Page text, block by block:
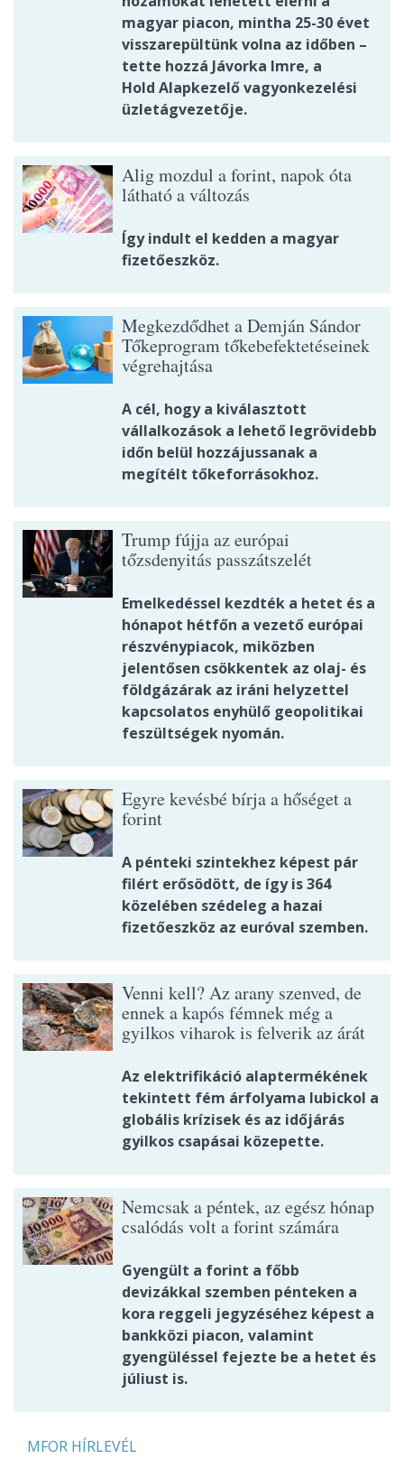
magyar piacon, mintha 25-30 évet
visszarepültünk volna az időben –
tette hozzá Jávorka Imre, a
Hold Alapkezelő vagyonkezelési
üzletágvezetője.
Alig mozdul a forint, napok óta
látható a változás
Így indult el kedden a magyar
fizetőeszköz.
Megkezdődhet a Demján Sándor
Tőkeprogram tőkebefektetéseinek
végrehajtása
A cél, hogy a kiválasztott
vállalkozások a lehető legrövidebb
időn belül hozzájussanak a
megítélt tőkeforrásokhoz.
Trump fújja az európai
tőzsdenyitás passzátszelét
Emelkedéssel kezdték a hetet és a
hónapot hétfőn a vezető európai
részvénypiacok, miközben
jelentősen csökkentek az olaj- és
földgázárak az iráni helyzettel
kapcsolatos enyhülő geopolitikai
feszültségek nyomán.
Egyre kevésbé bírja a hőséget a
forint
A pénteki szintekhez képest pár
filért erősödött, de így is 364
közelében szédeleg a hazai
fizetőeszköz az euróval szemben.
Venni kell? Az arany szenved, de
ennek a kapós fémnek még a
gyilkos viharok is felverik az árát
Az elektrifikáció alaptermékének
tekintett fém árfolyama lubickol a
globális krízisek és az időjárás
gyilkos csapásai közepette.
Nemcsak a péntek, az egész hónap
csalódás volt a forint számára
Gyengült a forint a főbb
devizákkal szemben pénteken a
kora reggeli jegyzéséhez képest a
bankközi piacon, valamint
gyengüléssel fejezte be a hetet és
júliust is.
MFOR HÍRLEVÉL